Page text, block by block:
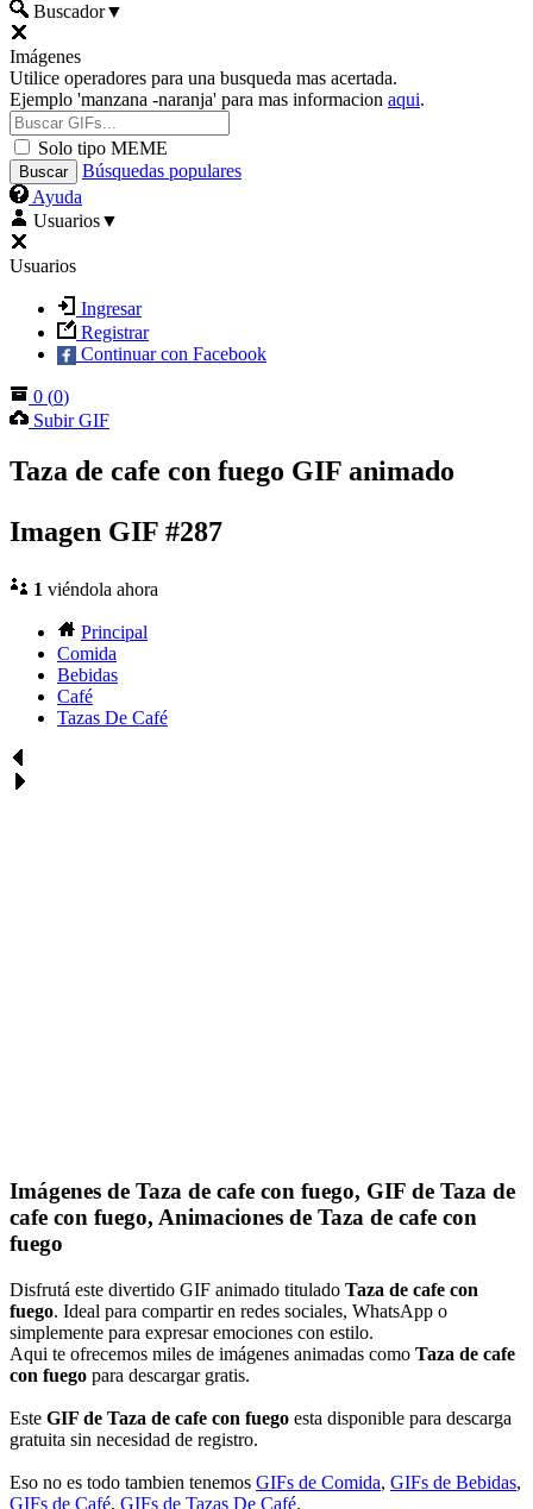
Buscador▼
Imágenes
Utilice operadores para una busqueda mas acertada.
Ejemplo 'manzana -naranja' para mas informacion aqui.
Solo tipo MEME
Búsquedas populares
Ayuda
Usuarios▼
Usuarios
Ingresar
Registrar
Continuar con Facebook
0 (0)
Subir GIF
Taza de cafe con fuego GIF animado
Imagen GIF #287
1 viéndola ahora
Principal
Comida
Bebidas
Café
Tazas De Café
Imágenes de Taza de cafe con fuego, GIF de Taza de
cafe con fuego, Animaciones de Taza de cafe con
fuego
Disfrutá este divertido GIF animado titulado Taza de cafe con
fuego. Ideal para compartir en redes sociales, WhatsApp o
simplemente para expresar emociones con estilo.
Aqui te ofrecemos miles de imágenes animadas como Taza de cafe
con fuego para descargar gratis.
Este GIF de Taza de cafe con fuego esta disponible para descarga
gratuita sin necesidad de registro.
Eso no es todo tambien tenemos GIFs de Comida, GIFs de Bebidas,
GIFs de Café, GIFs de Tazas De Café.